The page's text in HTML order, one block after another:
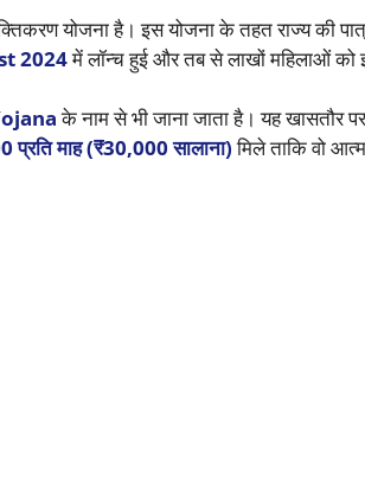
योजना है। इस योजना के तहत राज्य की
2024में लॉन्च हुई और तब से लाखों महिलाओं को
के नाम से भी जाना जाता है। यह खासतौर
प्रति माह (₹30,000 सालाना)मिले ताकि वो